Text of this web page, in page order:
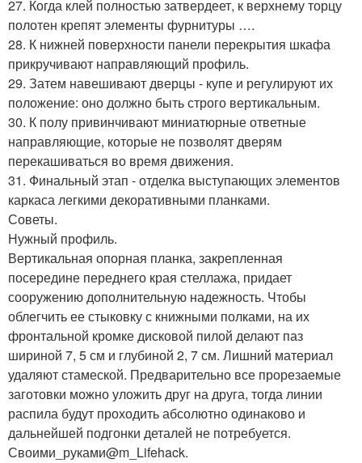
27. Когда клей полностью затвердеет, к верхнему торцу
полотен крепят элементы фурнитуры ….
28. К нижней поверхности панели перекрытия шкафа
прикручивают направляющий профиль.
29. Затем навешивают дверцы - купе и регулируют их
положение: оно должно быть строго вертикальным.
30. К полу привинчивают миниатюрные ответные
направляющие, которые не позволят дверям
перекашиваться во время движения.
31. Финальный этап - отделка выступающих элементов
каркаса легкими декоративными планками.
Советы.
Нужный профиль.
Вертикальная опорная планка, закрепленная
посередине переднего края стеллажа, придает
сооружению дополнительную надежность. Чтобы
облегчить ее стыковку с книжными полками, на их
фронтальной кромке дисковой пилой делают паз
шириной 7, 5 см и глубиной 2, 7 см. Лишний материал
удаляют стамеской. Предварительно все прорезаемые
заготовки можно уложить друг на друга, тогда линии
распила будут проходить абсолютно одинаково и
дальнейшей подгонки деталей не потребуется.
Своими_руками@m_Lifehack.